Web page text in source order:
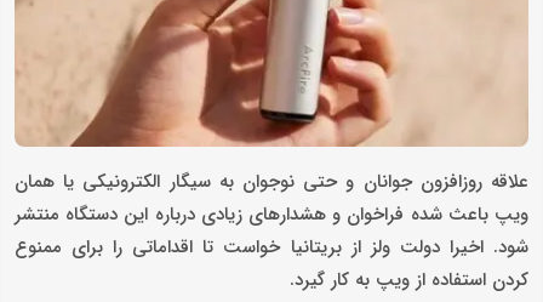
علاقه روزافزون جوانان و حتی نوجوان به سیگار الکترونیکی یا همان
ویپ باعث شده فراخوان و هشدارهای زیادی درباره این دستگاه منتشر
شود. اخیرا دولت ولز از بریتانیا خواست تا اقداماتی را برای ممنوع
کردن استفاده از ویپ به کار گیرد.